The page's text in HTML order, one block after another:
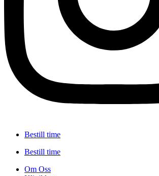
Bestill time
Bestill time
Om Oss